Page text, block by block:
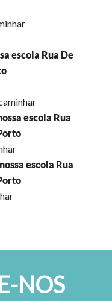
escola Rua De
escola Rua
escola Rua
NOS